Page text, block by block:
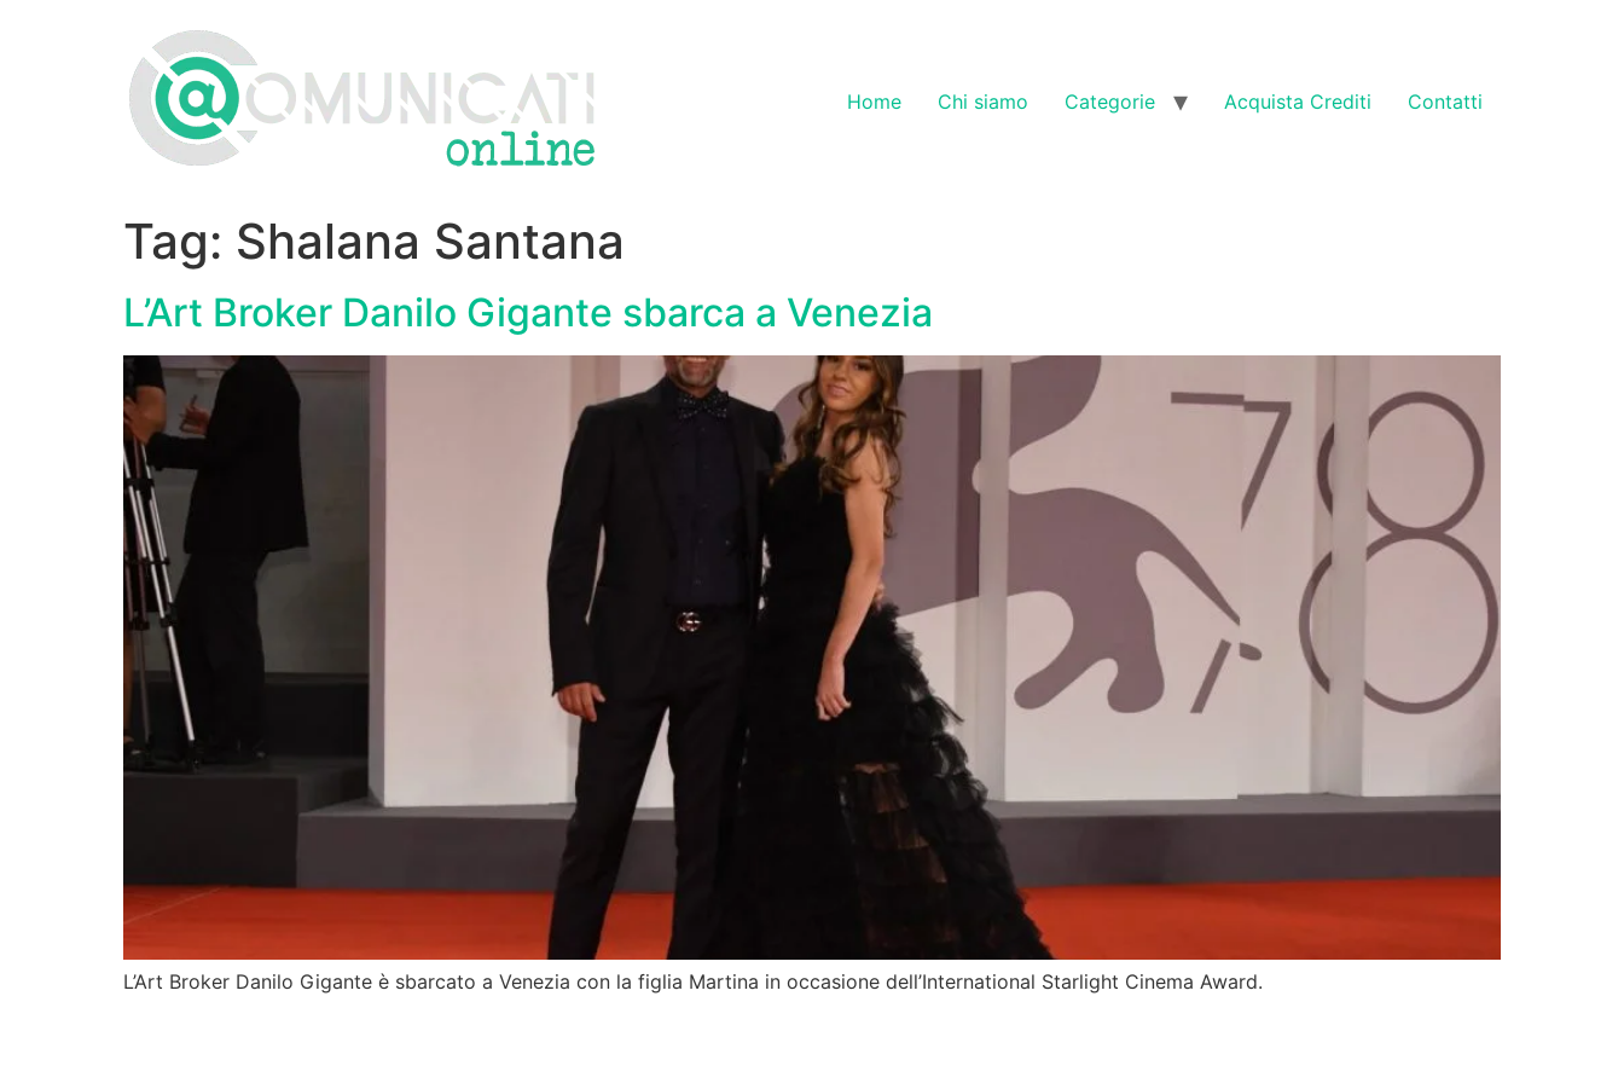
Home
Chi siamo Categorie Acquista Crediti Contatti
Tag: Shalana Santana
L’Art Broker Danilo Gigante sbarca a Venezia
L’Art Broker Danilo Gigante è sbarcato a Venezia con la figlia Martina in occasione dell’International Starlight Cinema Award.